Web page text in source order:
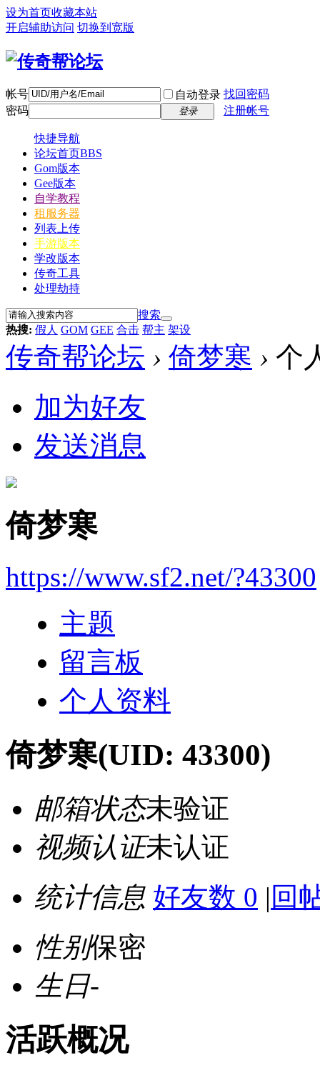
设为首页收藏本站
开启辅助访问 切换到宽版
帐号 自动登录 找回密码
密码
登录 注册帐号
快捷导航
论坛首页BBS
Gom版本
Gee版本
自学教程
租服务器
列表上传
手游版本
学改版本
传奇工具
处理劫持
搜索
热搜: 假人 GOM GEE 合击 帮主 架设
传奇帮论坛 › 倚梦寒 › 个
加为好友
发送消息
倚梦寒
https://www.sf2.net/?43300
主题
留言板
个人资料
倚梦寒(UID: 43300)
邮箱状态未验证
视频认证未认证
统计信息 好友数 0 | 回
性别保密
生日-
活跃概况